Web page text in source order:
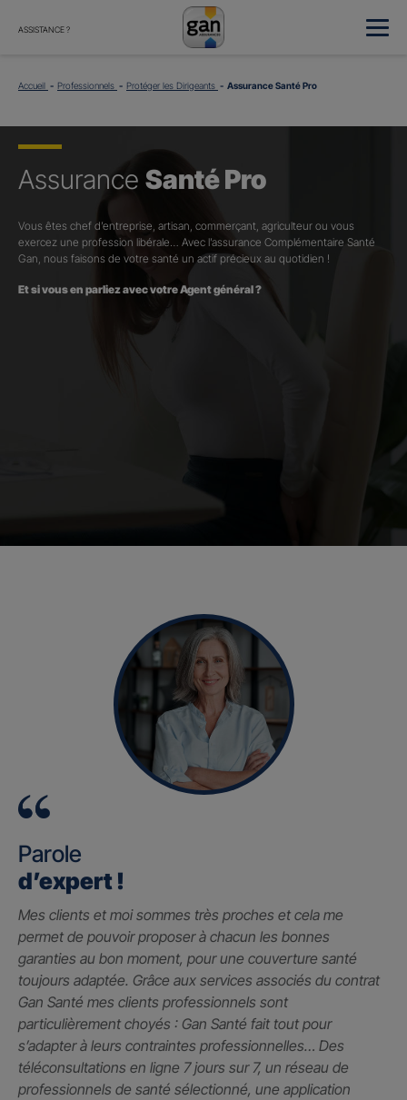
ASSISTANCE ?
Accueil Professionnels Protéger les Dirigeants Assurance Santé Pro
Assurance Santé Pro
Vous êtes chef d’entreprise, artisan, commerçant, agriculteur ou vous
exercez une profession libérale… Avec l’assurance Complémentaire Santé
Gan, nous faisons de votre santé un actif précieux au quotidien !
Et si vous en parliez avec votre Agent général ?
Parole
d’expert !
Mes clients et moi sommes très proches et cela me
permet de pouvoir proposer à chacun les bonnes
garanties au bon moment, pour une couverture santé
toujours adaptée. Grâce aux services associés du contrat
Gan Santé mes clients professionnels sont
particulièrement choyés : Gan Santé fait tout pour
s’adapter à leurs contraintes professionnelles… Des
téléconsultations en ligne 7 jours sur 7, un réseau de
professionnels de santé sélectionné, une application